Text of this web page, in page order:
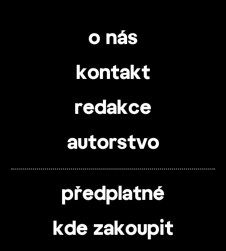
o nás
kontakt
redakce
autorstvo
předplatné
kde zakoupit